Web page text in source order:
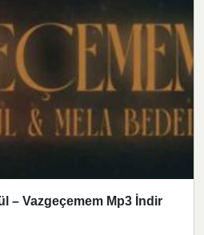
– Vazgeçemem Mp3 İndir